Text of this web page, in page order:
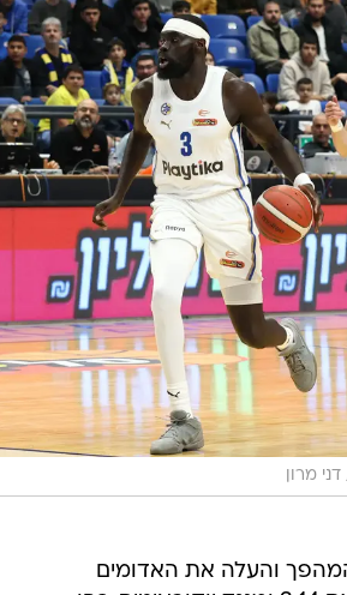
דני מרון
והעלה את האדומים